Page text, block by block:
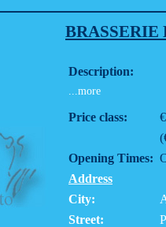
BRASSERIE
Description:
...more
Price class:
€
Opening Times:
Address
City:
Street: